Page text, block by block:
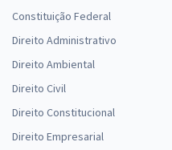
Constituição Federal
Direito Administrativo
Direito Ambiental
Direito Civil
Direito Constitucional
Direito Empresarial